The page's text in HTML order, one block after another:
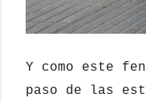
Y como este
paso de las